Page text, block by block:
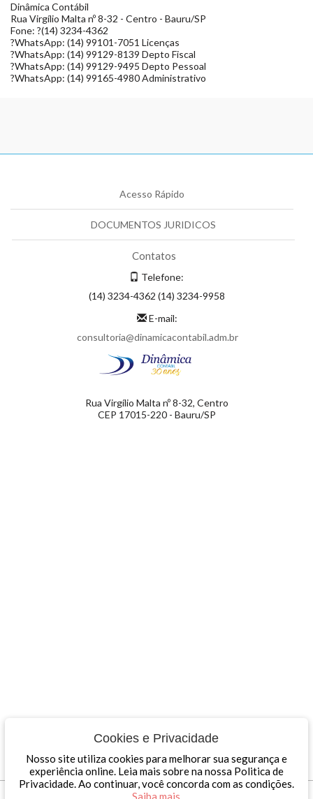
Dinâmica Contábil
Rua Virgílio Malta nº 8-32 - Centro - Bauru/SP
Fone: ?(14) 3234-4362
?WhatsApp: (14) 99101-7051 Licenças
?WhatsApp: (14) 99129-8139 Depto Fiscal
?WhatsApp: (14) 99129-9495 Depto Pessoal
?WhatsApp: (14) 99165-4980 Administrativo
Acesso Rápido
DOCUMENTOS JURIDICOS
Contatos
Telefone:
(14) 3234-4362 (14) 3234-9958
E-mail:
consultoria@dinamicacontabil.adm.br
Rua Virgílio Malta nº 8-32, Centro
CEP 17015-220 - Bauru/SP
Dinâmica Contábil © 2026 - Todos os direitos reservados
Cookies e Privacidade
Nosso site utiliza cookies para melhorar sua segurança e
experiência online. Leia mais sobre na nossa Politica de
Privacidade. Ao continuar, você concorda com as condições.
Saiba mais